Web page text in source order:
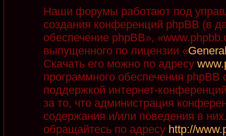
Наши форумы работают под
создания конференций phpBB (в
обеспечение phpBB»,
выпущенного по лицензии «
Скачать его можно по адресу
программного обеспечения phpBB
поддержкой интернет-
за то, что администрация
содержания и/или поведения в
обращайтесь по адресу http://